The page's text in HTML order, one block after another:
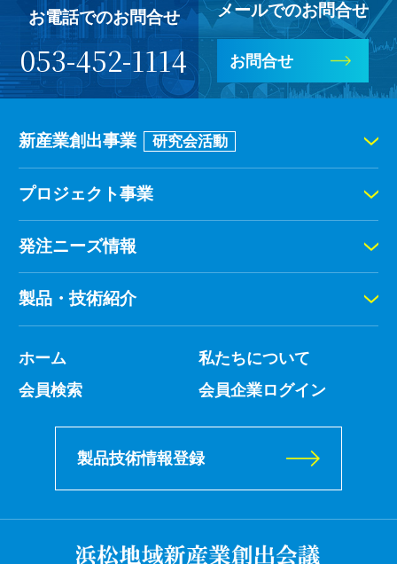
お電話でのお問合せ
053-452-1114
メールでのお問合せ
お問合せ
新産業創出事業 研究会活動
プロジェクト事業
発注ニーズ情報
製品・技術紹介
ホーム
私たちについて
会員検索
会員企業ログイン
製品技術情報登録